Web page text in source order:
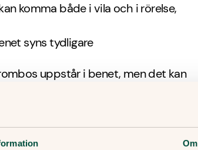
Om
komma både i vila och i rörelse,
syns tydligare
uppstår i benet, men det kan
åka med blodet upp till lungorna,
blodkärl. Detta kallas